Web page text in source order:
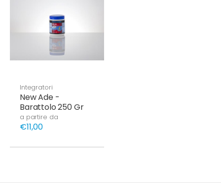
Integratori
New Ade -
Barattolo 250 Gr
a partire da
€11,00